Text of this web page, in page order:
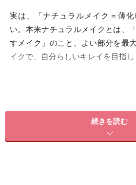
実は、「ナチュラルメイク＝薄
い。本来ナチュラルメイクとは、
すメイク」のこと。よい部分を最
イクで、自分らしいキレイを目指し
ナチュラルを意識しすぎて、ほぼ
色ものを排除したら「疲れてるの
続きを読む